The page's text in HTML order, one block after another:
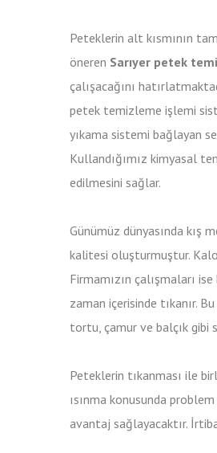
Peteklerin alt kısmının
öneren Sarıyer petek
çalışacağını
petek temizleme işlemi
yıkama sistemi bağlayan
Kullandığımız kimyasal
edilmesini sağlar.
Günümüz dünyasında kış
kalitesi oluşturmuştur.
Firmamızın çalışmaları
zaman içerisinde tıkanır.
tortu, çamur ve balçık gibi
Peteklerin tıkanması ile
ısınma konusunda problem
avantaj sağlayacaktır.